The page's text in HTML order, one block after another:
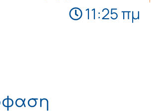
11:25 πμ